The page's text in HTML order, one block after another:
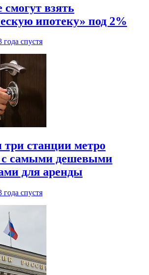
смогут взять
ипотеку» под 2%
года спустя
станции метро
самыми дешевыми
для аренды
года спустя